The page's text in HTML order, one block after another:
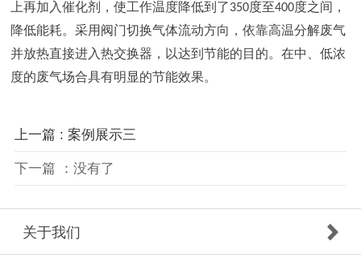
上再加入催化剂，使工作温度降低到
了 350度至400度之间，
降低能耗。采用阀门切换气体流动方向，依靠高温分解废气
并放热直接进入热交换器 ，以达到节能的目的。在中、低浓
度的废气场合具有明显的节能效果。
上一篇 : 案例展示三
下一篇 ：没有了
关于我们